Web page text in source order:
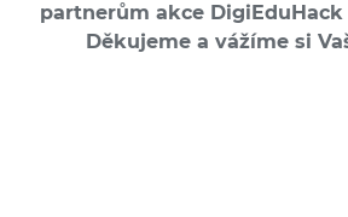
partnerům akce
Děkujeme a vážíme si